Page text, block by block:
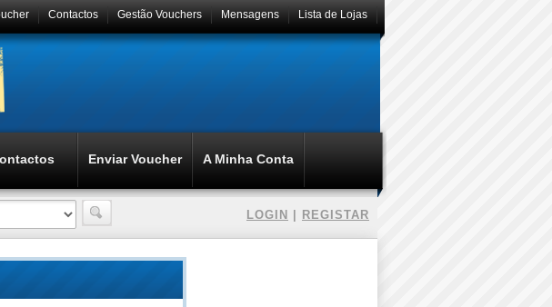
Lista de Lojas
Mensagens
Gestão Vouchers
Contactos
Enviar Voucher A Minha Conta
LOGIN REGISTAR